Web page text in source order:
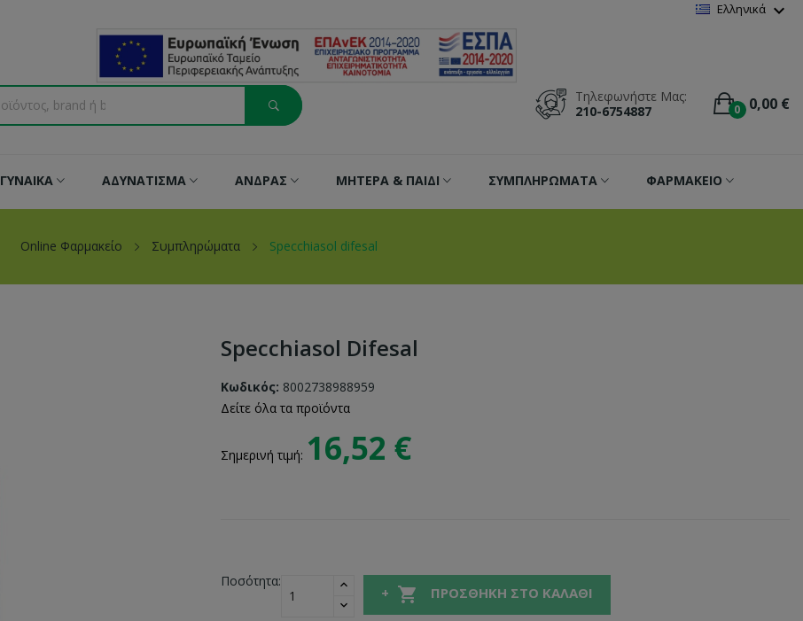
Ελληνικά expand_more
0 0,00 €
Τηλεφωνήστε Μας:
210-6754887
ΓΥΝΑΙΚΑ ΑΔΥΝΑΤΙΣΜΑ ΑΝΔΡΑΣ ΜΗΤΕΡΑ & ΠΑΙΔΙ ΣΥΜΠΛΗΡΩΜΑΤΑ ΦΑΡΜΑΚΕΙΟ
Online Φαρμακείο Συμπληρώματα Specchiasol difesal
Specchiasol Difesal
Κωδικός: 8002738988959
Δείτε όλα τα προϊόντα
Σημερινή τιμή: 16,52 €
Ποσότητα:
 ΠΡΟΣΘΉΚΗ ΣΤΟ ΚΑΛΆΘΙ